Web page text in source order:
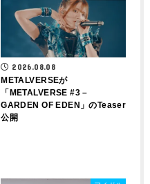
2026.08.08
METALVERSEが
「METALVERSE #3 –
GARDEN OF EDEN」のTeaser
公開